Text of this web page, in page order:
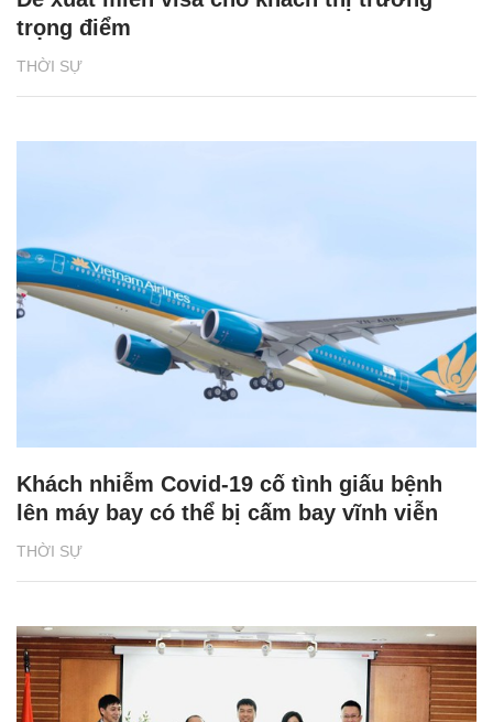
THỜI SỰ
trọng điểm
THỜI SỰ
Khách nhiễm Covid-19 cố tình giấu bệnh
lên máy bay có thể bị cấm bay vĩnh viễn